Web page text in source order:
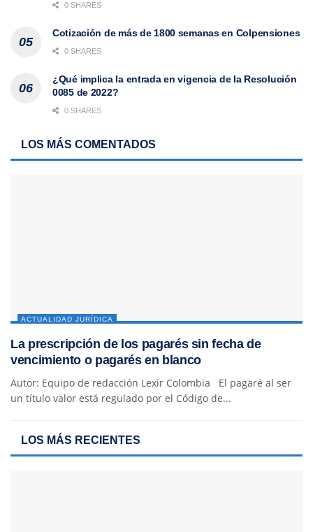
0 SHARES
Cotización de más de 1800 semanas en Colpensiones
0 SHARES
¿Qué implica la entrada en vigencia de la Resolución
0085 de 2022?
0 SHARES
LOS MÁS COMENTADOS
ACTUALIDAD JURÍDICA
La prescripción de los pagarés sin fecha de
vencimiento o pagarés en blanco
Autor: Equipo de redacción Lexir Colombia El pagaré al ser
un título valor está regulado por el Código de...
LOS MÁS RECIENTES